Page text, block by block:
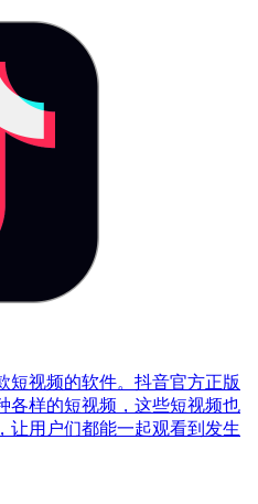
短视频的软件。抖音官方正版
各样的短视频，这些短视频也
让用户们都能一起观看到发生